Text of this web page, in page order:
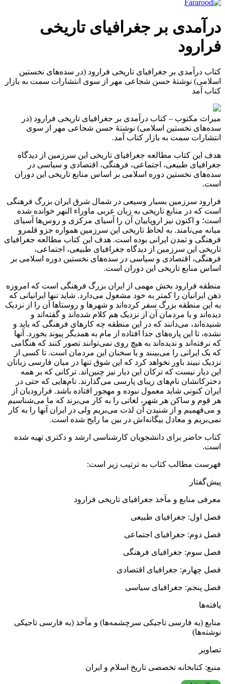
درآمدی بر جغرافیای تاریخی
فرارود
کتاب درآمدی بر جغرافیای تاریخی فرارود (در سده‌های نخستین
اسلامی) نوشتۀ حسن شجاعی مهر از سوی انتشارات سمت به بازار
کتاب آمد
میراث مکتوب – کتاب درآمدی بر جغرافیای تاریخی فرارود (در
سده‌های نخستین اسلامی) نوشتۀ حسن شجاعی مهر از سوی
انتشارات سمت به بازار کتاب آمد.
هدف این کتاب مطالعه جغرافیای تاریخی این سرزمین از دیدگاه
جغرافیای طبیعی، اجتماعی، فرهنگی، اقتصادی و سیاسی در
سده‌های نخستین دوره اسلامی بر اساس منابع تاریخی این دوران
است.
فرارود سرزمین بسیار وسیعی در شمال شرق ایران بزرگ فرهنگی
است که در منابع تاریخی به زبان عربی ماوراء النهر خوانده شده
است؛ و اکنون نیز اروپاییان آن را آسیای مرکزی و روس‌ها آسیای
میانه می‌نامند. به لحاظ تاریخی این سرزمین همواره جزو قلمرو
فرهنگی و تمدن ایرانی بوده است. هدف این کتاب مطالعه جغرافیای
تاریخی این سرزمین از دیدگاه جغرافیای طبیعی، اجتماعی،
فرهنگی، اقتصادی و سیاسی در سده‌های نخستین دوره اسلامی بر
اساس منابع تاریخی این دوران است.
منطقه فرارود بخش مهمی از ایران بزرگ فرهنگی است که امروزه
ذهن ایرانیان را کمتر به خود مشغول می‌دارد. شاید تنها ایرانیانی که
به این منطقه بزرگ سفر کرده‌اند و شهرها و روستاها آن را از نزدیک
دیده‌اند و با مردمان آن از نزدیک هم کلام شده‌اند و گفته‌اند و
شنیده‌اند، می‌دانند که در این منطقه چه کارهای فرهنگی که باید و
نشده، تا این پاره‌های جدا افتاده از مام به همدیگر پیوند بخورد. آنها
که نرفته‌اند و ندیده‌اند به هیچ روی نمی‌توانند تصور کنند که هنگامی
که یک ایرانی را می‌بینند و یا سخنان این مردمان است. تا کسی از
نزدیک نبیند باور نخواهد کرد که این شوق تنها در میان فارسی زبانان
این دیار نیست که ترکان این دیار نیز چنین‌اند. ترکانی که بر همه
دخترکانشان نام‌های زیبای پارسی می‌گذارند. نام‌هایی که حتی در
ایران کنونی شاید معمول نبوده و مهجور افتاده باشد. فرارودیان از
هر قوم و ساکن هر شهر، لغاتی را به کار می‌برند که ما می‌شناسیم
و می‌فهمیم و از شنیدن آن لذت می‌بریم ولی در ایران آنها را به کار
نمی‌بریم و معادل بیگانه‌اش در بین ما رایج شده است.
کتاب حاضر برای دانشجویان کارشناسی ارشد و دکتری تهیه شده
است.
فهرست مطالب کتاب به ترتیب زیر است:
پیش‌گفتار
معرفی منابع و مآخذ جغرافیای تاریخی فرارود
فصل اول: جغرافیای طبیعی
فصل دوم: جغرافیای اجتماعی
فصل سوم: جغرافیای فرهنگی
فصل چهارم: جغرافیای اقتصادی
فصل پنجم: جغرافیای سیاسی
یافته‌ها
منابع (به فارسی تاجیکی سرچشمه‌ها) و مآخذ (به فارسی تاجیکی
نوشته‌ها)
تصاویر
منبع: کتابخانه تخصصی تاریخ اسلام و ایران